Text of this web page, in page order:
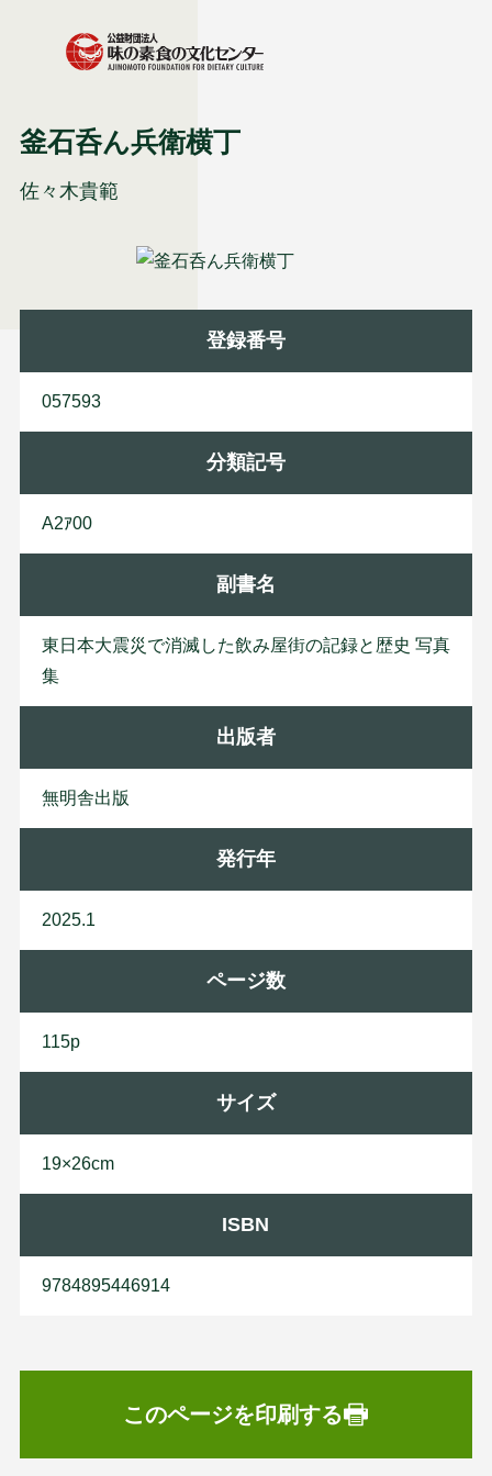
釜石呑ん兵衛横丁
佐々木貴範
登録番号
057593
分類記号
A2ｱ00
副書名
東日本大震災で消滅した飲み屋街の記録と歴史 写真
集
出版者
無明舎出版
発行年
2025.1
ページ数
115p
サイズ
19×26cm
ISBN
9784895446914
このページを印刷する